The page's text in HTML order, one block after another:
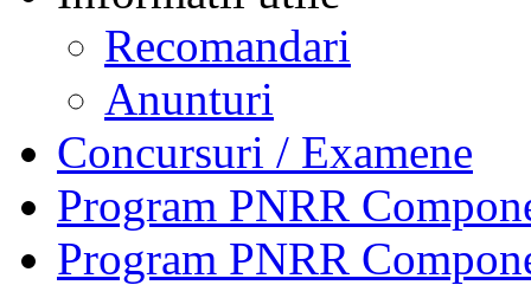
Recomandari
Anunturi
Concursuri / Examene
Program PNRR
Program PNRR